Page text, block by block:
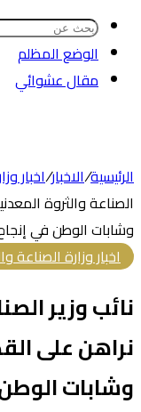
الوضع المظلم
مقال عشوائي
الرئيسية/الاخبار/اخبار
الصناعة والثروة
وشابات الوطن في
اخبار وزارة الصناعة
نائب وزير
نراهن على
وشابات